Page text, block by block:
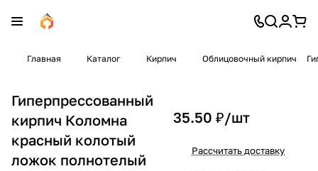
Главная Каталог Кирпич Облицовочный кирпич
Гиперпрессованный
кирпич Коломна
красный колотый
ложок полнотелый
35.50 ₽/шт
Рассчитать доставку